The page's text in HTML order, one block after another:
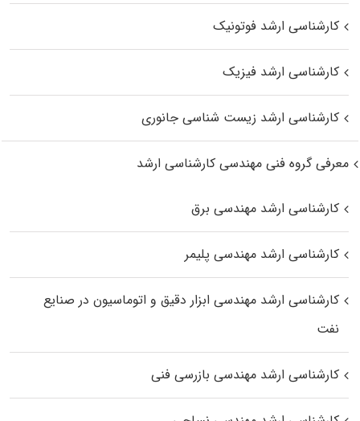
کارشناسی ارشد فوتونیک
کارشناسی ارشد فیزیک
کارشناسی ارشد زیست‌ شناسی جانوری
معرفی گروه فنی مهندسی کارشناسی ارشد
کارشناسی ارشد مهندسی برق
کارشناسی ارشد مهندسی پلیمر
کارشناسی ارشد مهندسی ابزار دقیق و اتوماسیون در صنایع
نفت
کارشناسی ارشد مهندسی بازرسی فنی